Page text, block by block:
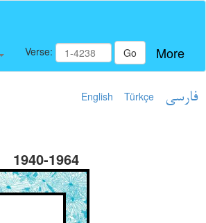
Verse: Go More
English Türkçe فارسی
1940-1964